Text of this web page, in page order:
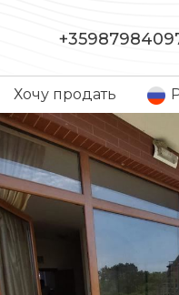
Хочу продать